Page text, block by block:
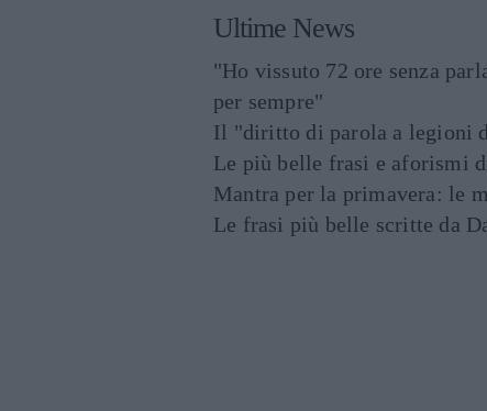
Ultime News
"Ho vissuto 72 ore senza
per sempre"
Il "diritto di parola a legioni
Le più belle frasi e aforismi
Mantra per la primavera: le
Le frasi più belle scritte da